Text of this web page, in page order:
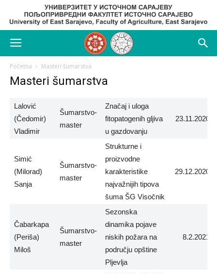
Početna Masteri šumarstva
Masteri šumarstva
Lalović
(Čedomir)
Vladimir
Šumarstvo-
master
Značaj i uloga
fitopatogenih gljiva
u gazdovanju
23.11.2020.
Simić
(Milorad)
Sanja
Šumarstvo-
master
Strukturne i
proizvodne
karakteristike
najvažnijih tipova
šuma ŠG Visočnik
29.12.2020.
Čabarkapa
(Periša)
Miloš
Šumarstvo-
master
Sezonska
dinamika pojave
niskih požara na
području opštine
Pljevlja
8.2.2021.